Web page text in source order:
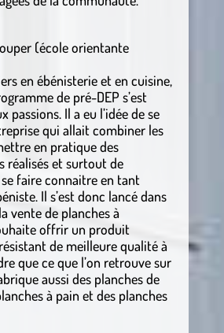
(école orientante
en ébénisterie et en cuisine,
de pré-DEP s’est
passions. Il a eu l’idée de se
qui allait combiner les
en pratique des
réalisés et surtout de
faire connaitre en tant
Il s’est donc lancé dans
vente de planches à
offrir un produit
de meilleure qualité à
que ce que l’on retrouve sur
aussi des planches de
à pain et des planches